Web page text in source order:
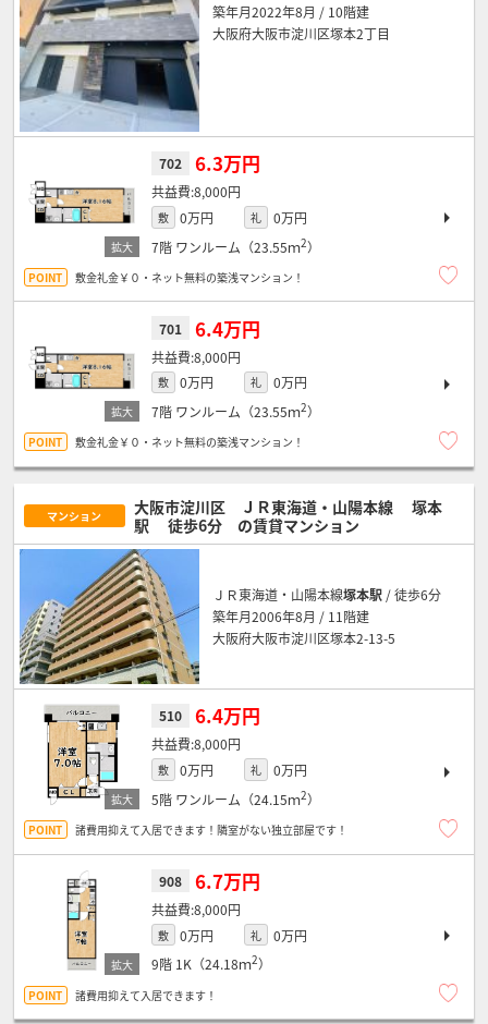
築年月2022年8月 / 10階建
大阪府大阪市淀川区塚本2丁目
702 6.3万円
8,000円
敷 0万円 礼
0万円
7階 ワンルーム（23.55ｍ2）
敷金礼金￥０・ネット無料の築浅マンション！
701 6.4万円
8,000円
敷 0万円 礼
0万円
7階 ワンルーム（23.55ｍ2）
敷金礼金￥０・ネット無料の築浅マンション！
マンション 大阪市淀川区 ＪＲ東海道・山陽本線
塚本
駅
徒歩6分 の賃貸マンション
ＪＲ東海道・山陽本線塚本駅 / 徒歩6分
築年月2006年8月 / 11階建
大阪府大阪市淀川区塚本2-13-5
510 6.4万円
8,000円
敷 0万円 礼
0万円
5階 ワンルーム（24.15ｍ2）
諸費用抑えて入居できます！隣室がない独立部屋です！
908 6.7万円
8,000円
敷 0万円 礼
0万円
9階 1K（24.18ｍ2）
諸費用抑えて入居できます！